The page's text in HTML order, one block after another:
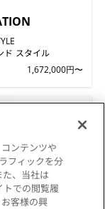
ド スタイル
1,672,000円〜
ンテンツや
フィックを分
、当社は
での閲覧履
客様の興